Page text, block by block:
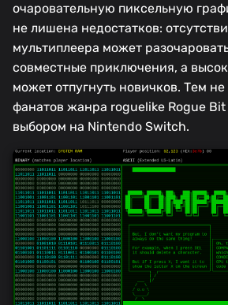
очаровательную пиксельную
не лишена недостатков:
мультиплеера может
совместные приключения, а
может отпугнуть новичков. Тем
фанатов жанра roguelike Rogue
выбором на Nintendo Switch.